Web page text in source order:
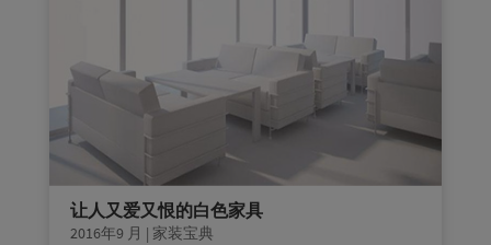
让人又爱又恨的白色家具
2016年9 月 | 家装宝典